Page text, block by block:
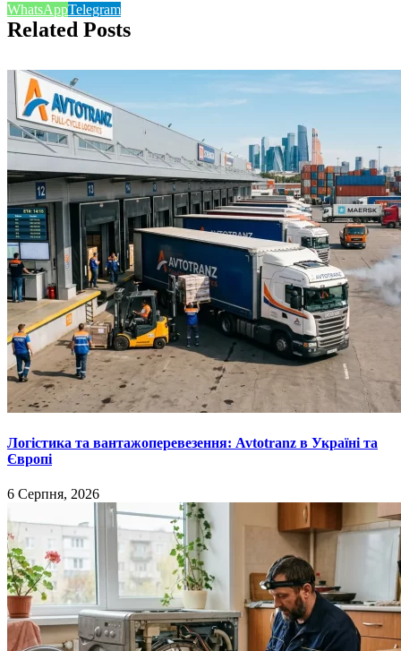
WhatsAppTelegram
Related Posts
Логістика та вантажоперевезення: Avtotranz в Україні та
Європі
6 Серпня, 2026